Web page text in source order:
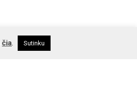
čia. Sutinku